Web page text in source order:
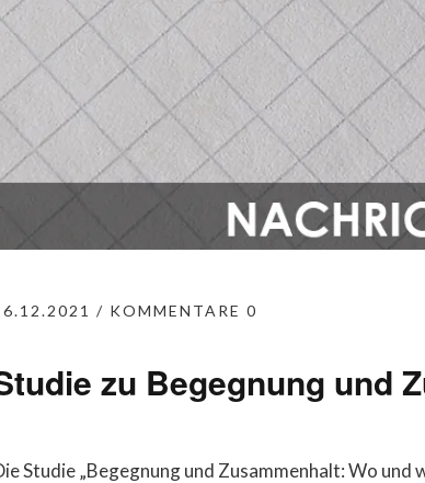
KOMMENTARE 0
zu Begegnung und
Studie „Begegnung und Zusammenhalt: Wo